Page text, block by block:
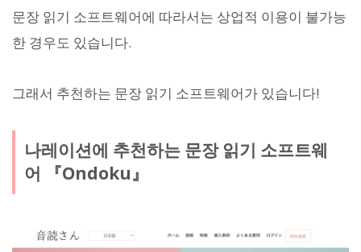
문장 읽기 소프트웨어에 따라서는 상업적 이용이 불가능
한 경우도 있습니다.
그래서 추천하는 문장 읽기 소프트웨어가 있습니다!
나레이션에 추천하는 문장 읽기 소프트웨
어 『Ondoku』